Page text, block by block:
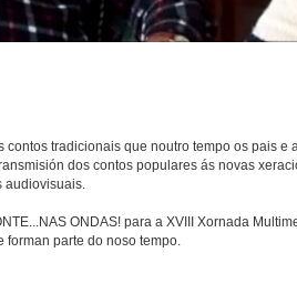
tradicionais que noutro tempo os pais
dos contos populares ás novas
audiovisuais.
ONDAS! para a XVIII Xornada
forman parte do noso tempo.